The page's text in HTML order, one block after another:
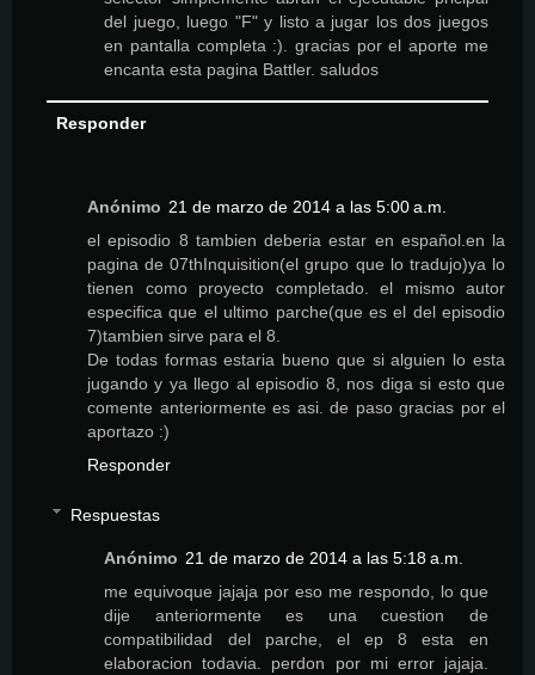
del juego, luego "F" y listo a jugar los dos juegos
en pantalla completa :). gracias por el aporte me
encanta esta pagina Battler. saludos
Responder
Anónimo 21 de marzo de 2014 a las 5:00 a.m.
el episodio 8 tambien deberia estar en español.en la
pagina de 07thInquisition(el grupo que lo tradujo)ya lo
tienen como proyecto completado. el mismo autor
especifica que el ultimo parche(que es el del episodio
7)tambien sirve para el 8.
De todas formas estaria bueno que si alguien lo esta
jugando y ya llego al episodio 8, nos diga si esto que
comente anteriormente es asi. de paso gracias por el
aportazo :)
Responder
Respuestas
Anónimo 21 de marzo de 2014 a las 5:18 a.m.
me equivoque jajaja por eso me respondo, lo que
dije anteriormente es una cuestion de
compatibilidad del parche, el ep 8 esta en
elaboracion todavia. perdon por mi error jajaja.